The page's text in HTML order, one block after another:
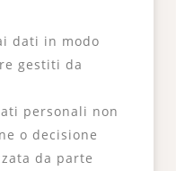
dati in modo
gestiti da
personali non
o decisione
da parte